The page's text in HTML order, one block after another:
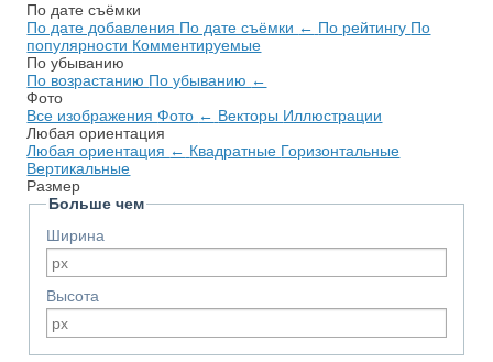
По дате съёмки
По дате добавления По дате съёмки ← По рейтингу По
популярности Комментируемые
По убыванию
По возрастанию По убыванию ←
Фото
Все изображенияФото ← Векторы Иллюстрации
Любая ориентация
Любая ориентация ← Квадратные Горизонтальные
Вертикальные
Размер
Больше чем
Ширина
Высота